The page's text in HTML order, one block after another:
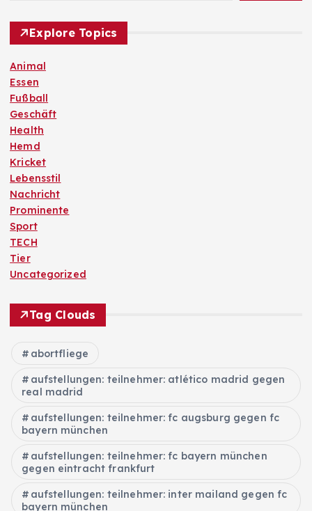
Explore Topics
Animal
Essen
Fußball
Geschäft
Health
Hemd
Kricket
Lebensstil
Nachricht
Prominente
Sport
TECH
Tier
Uncategorized
Tag Clouds
abortfliege
aufstellungen: teilnehmer: atlético madrid gegen
real madrid
aufstellungen: teilnehmer: fc augsburg gegen fc
bayern münchen
aufstellungen: teilnehmer: fc bayern münchen
gegen eintracht frankfurt
aufstellungen: teilnehmer: inter mailand gegen fc
bayern münchen